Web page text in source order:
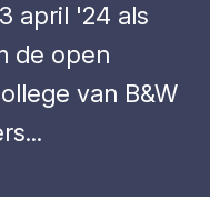
april '24 als
de open
van B&W